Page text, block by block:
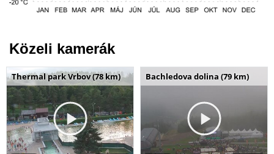
Közeli kamerák
Thermal park Vrbov (78 km) Bachledova dolina (79 km)